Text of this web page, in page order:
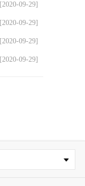
[2020-09-29]
[2020-09-29]
[2020-09-29]
[2020-09-29]